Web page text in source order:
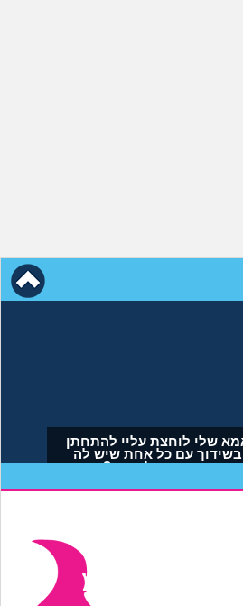
שלי לוחצת עליי להתחתן
בשידוך עם כל אחת שיש לה
דופק, מה לעשות?